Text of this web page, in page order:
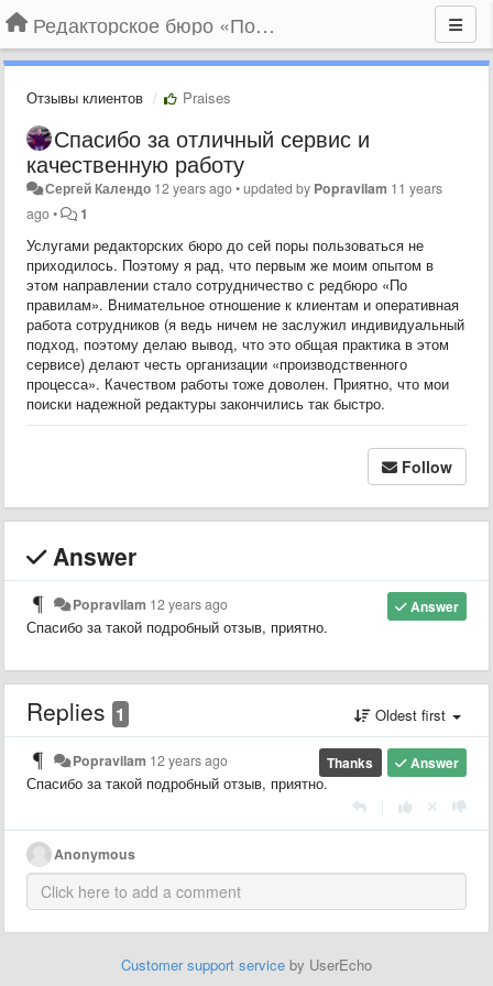
Редакторское бюро «По правилам»
Отзывы клиентов Praises
Спасибо за отличный сервис и
качественную работу
Сергей Календо 12 years ago•updated by Popravilam 11 years
ago• 1
Услугами редакторских бюро до сей поры пользоваться не
приходилось. Поэтому я рад, что первым же моим опытом в
этом направлении стало сотрудничество с редбюро «По
правилам». Внимательное отношение к клиентам и оперативная
работа сотрудников (я ведь ничем не заслужил индивидуальный
подход, поэтому делаю вывод, что это общая практика в этом
сервисе) делают честь организации «производственного
процесса». Качеством работы тоже доволен. Приятно, что мои
поиски надежной редактуры закончились так быстро.
Follow
Answer
Answer
Popravilam 12 years ago
Спасибо за такой подробный отзыв, приятно.
Replies 1 Oldest first
Answer
Thanks
Popravilam 12 years ago
Спасибо за такой подробный отзыв, приятно.
Anonymous
Customer support service by UserEcho